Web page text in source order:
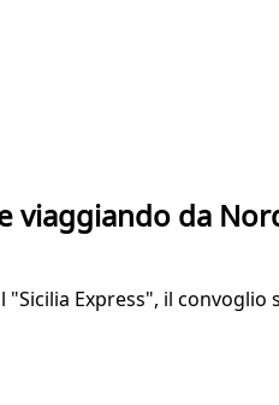
viaggiando da
Express", il